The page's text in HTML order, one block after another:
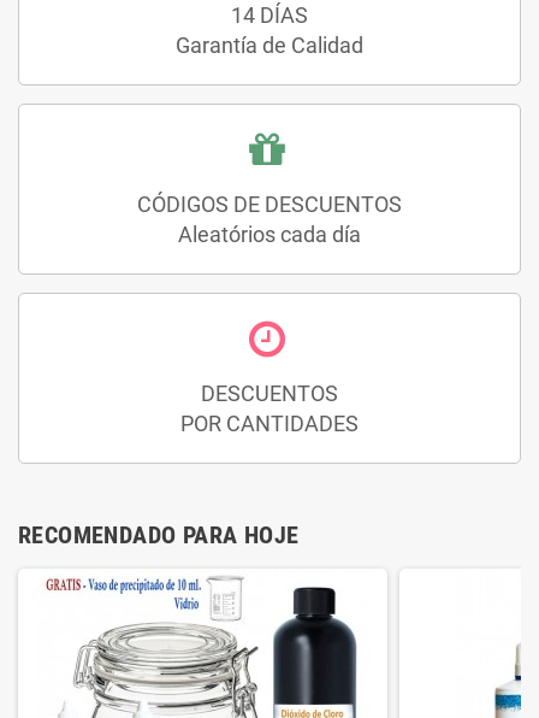
14 DÍAS
Garantía de Calidad
CÓDIGOS DE DESCUENTOS
Aleatórios cada día
DESCUENTOS
POR CANTIDADES
RECOMENDADO PARA HOJE